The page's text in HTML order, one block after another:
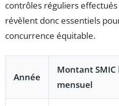
contrôles réguliers
révèlent donc essentiels
concurrence équitable.
Année
Montant
mensuel